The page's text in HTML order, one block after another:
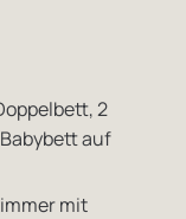
2
auf
mit